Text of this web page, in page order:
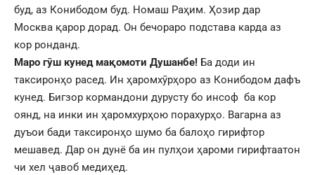
буд, аз Конибодом буд. Номаш Раҳим. Ҳозир дар
Москва қарор дорад. Он бечораро подстава карда аз
кор ронданд.
Маро гӯш кунед мақомоти Душанбе! Ба доди ин
таксиронҳо расед. Ин ҳаромхӯрҳоро аз Конибодом дафъ
кунед. Бигзор кормандони дурусту бо инсоф ба кор
оянд, на инки ин ҳаромхурҳою порахурҳо. Вагарна аз
дуъои бади таксиронҳо шумо ба балоҳо гирифтор
мешавед. Дар он дунё ба ин пулҳои ҳароми гирифтаатон
чи хел ҷавоб медиҳед.